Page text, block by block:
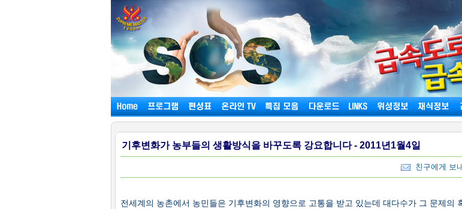
기후변화가 농부들의 생활방식을 바꾸도록 강요합니다 - 2011년1월4일
친구에게 보
전세계의 농촌에서 농민들은 기후변화의 영향으로 고통을 받고 있는데 대다수가 그 문제의